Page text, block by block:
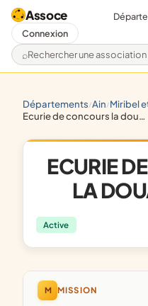
Assoce
Rechercher une
Connexion
départements/ ain/ miribel
ecurie de concours la doua (e.c.d.)
ECURIE
LA
Active
M MISSION